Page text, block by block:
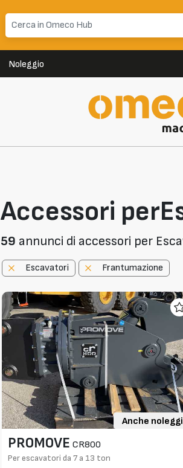
Noleggio
Accessori
59 annunci di accessori per
Escavatori Frantumazione
Anche
PROMOVE CR800
Per escavatori da 7 a 13 ton